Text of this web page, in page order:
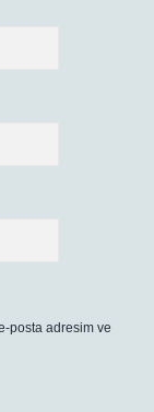
posta adresim ve